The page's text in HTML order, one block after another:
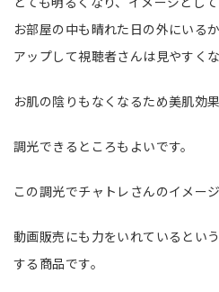
お部屋の中も晴れた日の外にいる
アップして視聴者さんは見やすくな
お肌の陰りもなくなるため美肌効
調光できるところもよいです。
この調光でチャトレさんのイメー
動画販売にも力をいれているとい
する商品です。